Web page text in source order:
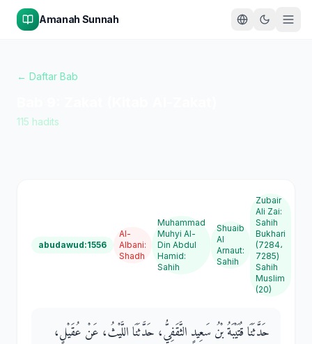
Amanah Sunnah
← Daftar Bab
115 hadits
abudawud:1556
Al-
Albani:
Shadh
Muhammad
Muhyi Al-
Din Abdul
Hamid:
Sahih
Shuaib
Al
Arnaut:
Sahih
Zubair
Ali Zai:
Sahih
Bukhari
(7284،
7285)
Sahih
Muslim
(20)
حَدَّثَنَا قُتَيْبَةُ بْنُ سَعِيدٍ الثَّقَفِيُّ، حَدَّثَنَا اللَّيْثُ، عَنْ عُقَيْلٍ،